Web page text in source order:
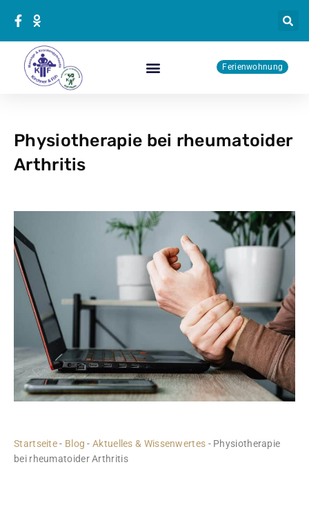
Inhalt
Ferienwohnung
Physiotherapie bei rheumatoider
Arthritis
Startseite- Blog -Aktuelles & Wissenwertes - Physiotherapie
bei rheumatoider Arthritis